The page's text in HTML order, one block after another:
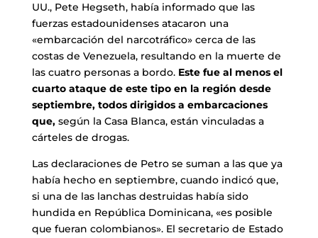
UU., Pete Hegseth, había informado que las
fuerzas estadounidenses atacaron una
«embarcación del narcotráfico» cerca de las
costas de Venezuela, resultando en la muerte de
las cuatro personas a bordo. Este fue al menos el
cuarto ataque de este tipo en la región desde
septiembre, todos dirigidos a embarcaciones
que,según la Casa Blanca, están vinculadas a
cárteles de drogas.
Las declaraciones de Petro se suman a las que ya
había hecho en septiembre, cuando indicó que,
si una de las lanchas destruidas había sido
hundida en República Dominicana, «es posible
que fueran colombianos». El secretario de Estado